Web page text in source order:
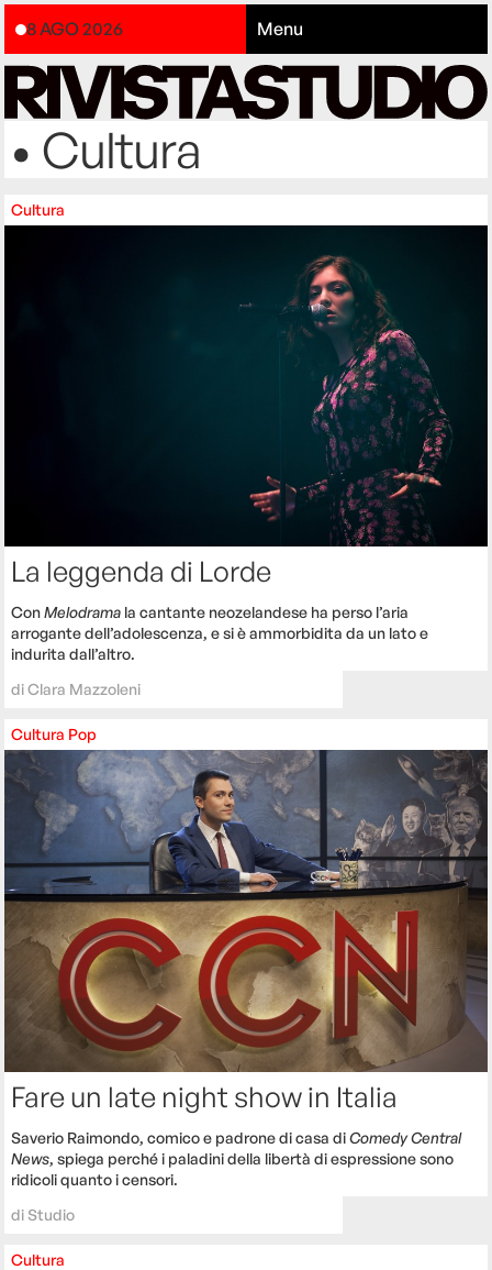
8 AGO 2026 Menu
• Cultura
Cultura
La leggenda di Lorde
ConMelodrama la cantante neozelandese ha perso l’aria
arrogante dell’adolescenza, e si è ammorbidita da un lato e
indurita dall’altro.
diClara Mazzoleni
Cultura Pop
Fare un late night show in Italia
Saverio Raimondo, comico e padrone di casa diComedy Central
News, spiega perché i paladini della libertà di espressione sono
ridicoli quanto i censori.
diStudio
Cultura